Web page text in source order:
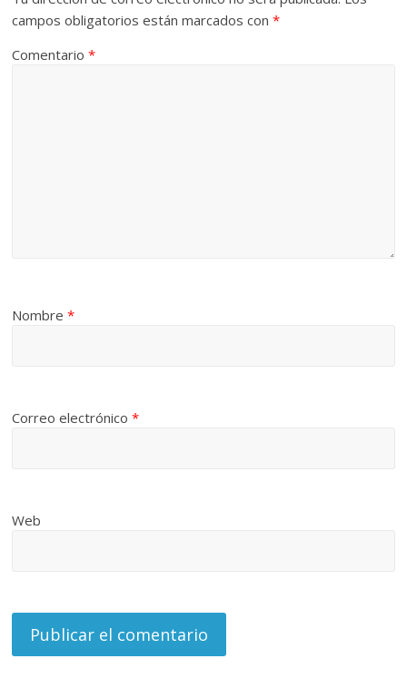
campos obligatorios están marcados con*
Comentario*
Nombre*
Correo electrónico*
Web